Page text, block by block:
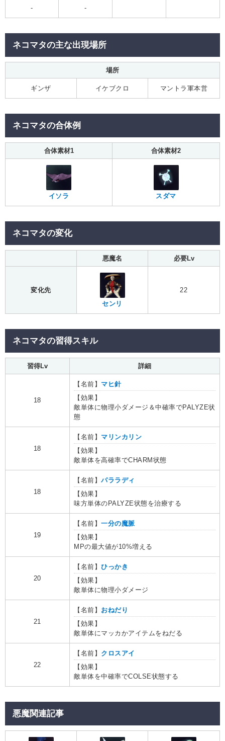
- -
ネコマタの主な出現場所
場所
ギンザ イケブクロ マントラ軍本営
ネコマタの合体例
合体素材1 合体素材2
イソラ スダマ
ネコマタの変化
悪魔名 必要Lv
変化先
センリ
22
ネコマタの習得スキル
習得Lv 詳細
18
【名前】 マヒ針
【効果】
敵単体に物理小ダメージ＆中確率でPALYZE状
態
18
【名前】 マリンカリン
【効果】
敵単体を高確率でCHARM状態
18
【名前】パララディ
【効果】
味方単体のPALYZE状態を治療する
19
【名前】一分の魔脈
【効果】
MPの最大値が10%増える
20
【名前】ひっかき
【効果】
敵単体に物理小ダメージ
21
【名前】 おねだり
【効果】
敵単体にマッカかアイテムをねだる
22
【名前】 クロスアイ
【効果】
敵単体を中確率でCOLSE状態する
悪魔関連記事